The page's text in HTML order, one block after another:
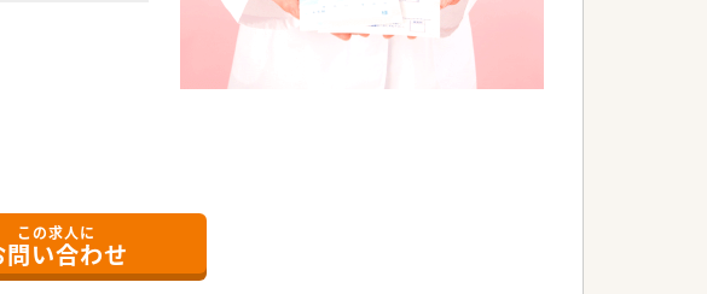
この求人に
問い合わせ